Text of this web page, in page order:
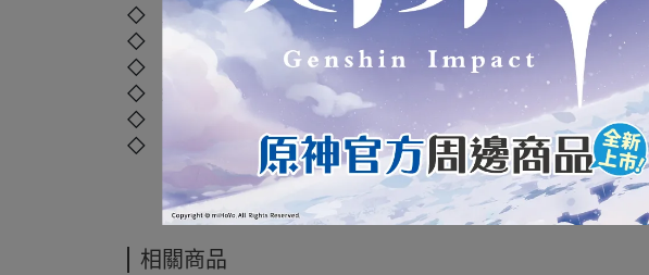
◇ 產地：中國大陸
◇ 國際碼：
4983164291803
◇ 本產品如拆封或之後壓損後即無法恢復原狀，可能會導致影響
◇ 運送過程外盒偶有碰撞擠壓，但並不損及內盒產品的完整性，
◇ 商品照片僅供參考，以實際出貨商品顏色款式為準
◇ 商品經拆封後，如有任何商品問題，可直接撥打本店客服0908-
相關商品